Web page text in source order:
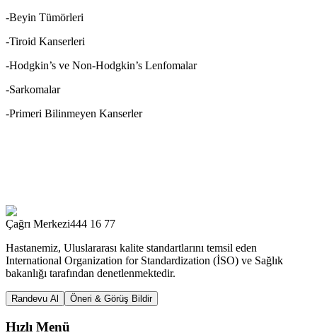
-Beyin Tümörleri
-Tiroid Kanserleri
-Hodgkin’s ve Non-Hodgkin’s Lenfomalar
-Sarkomalar
-Primeri Bilinmeyen Kanserler
Çağrı Merkezi444 16 77
Hastanemiz, Uluslararası kalite standartlarını temsil eden
International Organization for Standardization (İSO) ve Sağlık
bakanlığı tarafından denetlenmektedir.
Randevu Al Öneri & Görüş Bildir
Hızlı Menü